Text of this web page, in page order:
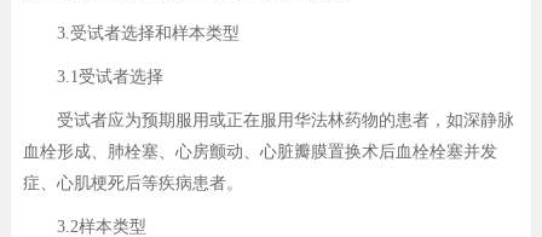
3.受试者选择和样本类型
3.1受试者选择
受试者应为预期服用或正在服用华法林药物的患者，如深静脉
血栓形成、肺栓塞、心房颤动、心脏瓣膜置换术后血栓栓塞并发
症、心肌梗死后等疾病患者。
3.2样本类型